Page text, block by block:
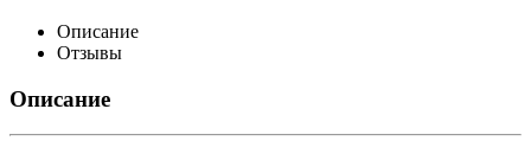
Описание
Отзывы
Описание